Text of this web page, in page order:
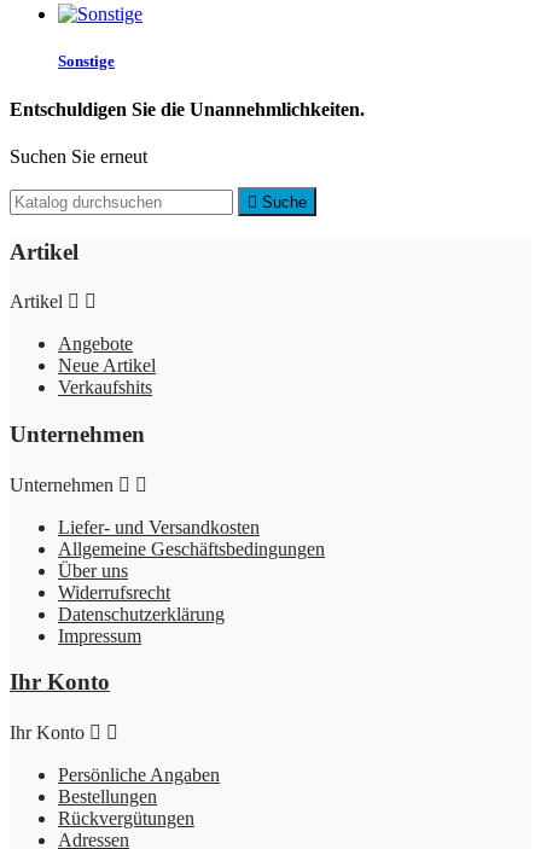
Sonstige
Entschuldigen Sie die Unannehmlichkeiten.
Suchen Sie erneut
 Suche
Artikel
Artikel  
Angebote
Neue Artikel
Verkaufshits
Unternehmen
Unternehmen  
Liefer- und Versandkosten
Allgemeine Geschäftsbedingungen
Über uns
Widerrufsrecht
Datenschutzerklärung
Impressum
Ihr Konto
Ihr Konto  
Persönliche Angaben
Bestellungen
Rückvergütungen
Adressen